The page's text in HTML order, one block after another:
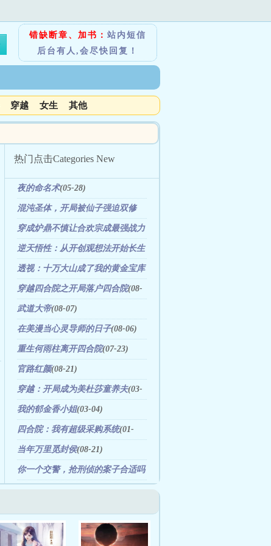
错缺断章、加书： 站内短信
后台有人,会尽快回复！
穿越 女生 其他
热门点击Categories New
夜的命名术(05-28)
混沌圣体，开局被仙子强迫双修
(08-07)
穿成炉鼎不慎让合欢宗成最强战力
(01-16)
逆天悟性：从开创观想法开始长生
(02-24)
透视：十万大山成了我的黄金宝库
(09-04)
穿越四合院之开局落户四合院(08-
06)
武道大帝(08-07)
在美漫当心灵导师的日子(08-06)
重生何雨柱离开四合院(07-23)
官路红颜(08-21)
穿越：开局成为美杜莎童养夫(03-
28)
我的郁金香小姐(03-04)
四合院：我有超级采购系统(01-
14)
当年万里觅封侯(08-21)
你一个交警，抢刑侦的案子合适吗